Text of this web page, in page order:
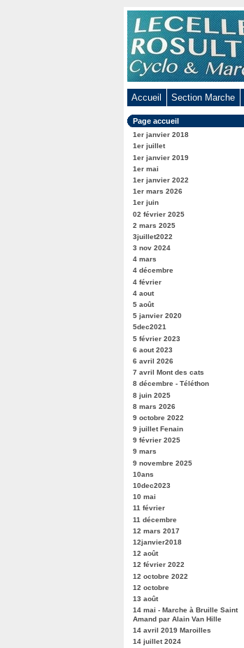
Accueil Section Marche
Dans
la
rubrique
:
Page accueil
1er janvier 2018
1er juillet
1er janvier 2019
1er mai
1er janvier 2022
1er mars 2026
1er juin
02 février 2025
2 mars 2025
3juillet2022
3 nov 2024
4 mars
4 décembre
4 février
4 aout
5 août
5 janvier 2020
5dec2021
5 février 2023
6 aout 2023
6 avril 2026
7 avril Mont des cats
8 décembre - Téléthon
8 juin 2025
8 mars 2026
9 octobre 2022
9 juillet Fenain
9 février 2025
9 mars
9 novembre 2025
10ans
10dec2023
10 mai
11 février
11 décembre
12 mars 2017
12janvier2018
12 août
12 février 2022
12 octobre 2022
12 octobre
13 août
14 mai - Marche à Bruille Saint
Amand par Alain Van Hille
14 avril 2019 Maroilles
14 juillet 2024